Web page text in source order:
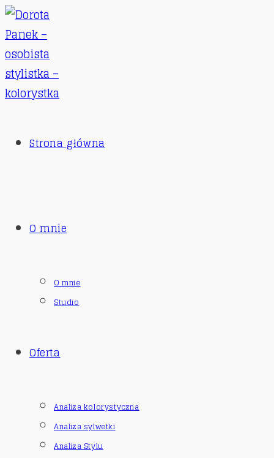
Skip
to
content
Strona główna
O mnie
O mnie
Studio
Oferta
Analiza kolorystyczna
Analiza sylwetki
Analiza Stylu